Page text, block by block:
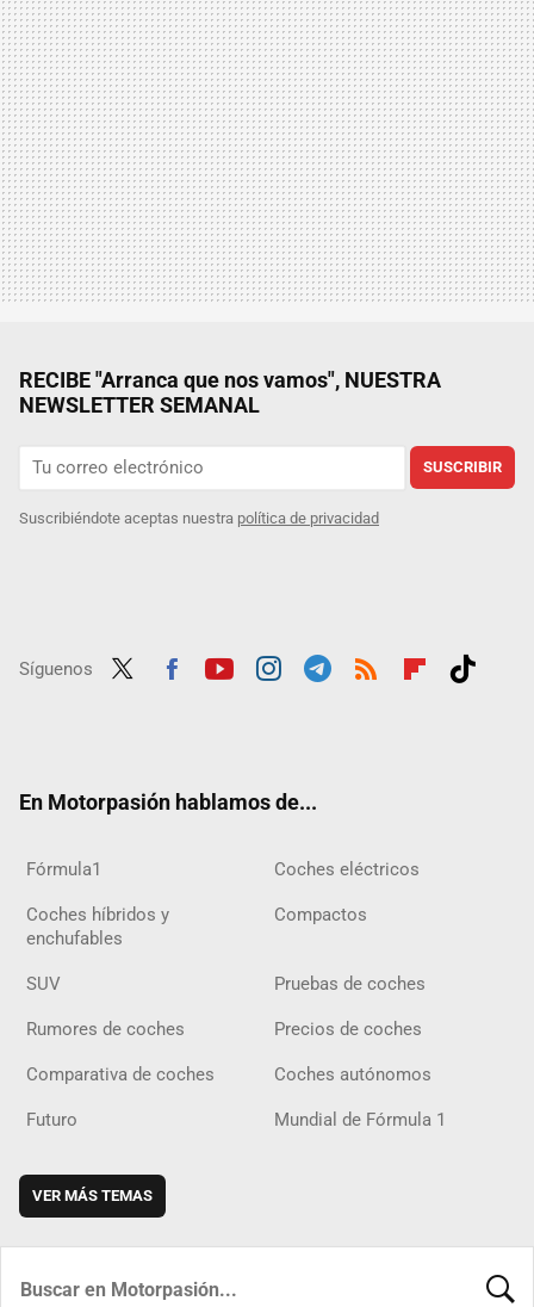
RECIBE "Arranca que nos vamos", NUESTRA
NEWSLETTER SEMANAL
SUSCRIBIR
Suscribiéndote aceptas nuestra política de privacidad
Síguenos
En Motorpasión hablamos de...
Fórmula1 Coches eléctricos
Coches híbridos y
enchufables
Compactos
SUV Pruebas de coches
Rumores de coches Precios de coches
Comparativa de coches Coches autónomos
Futuro Mundial de Fórmula 1
VER MÁS TEMAS